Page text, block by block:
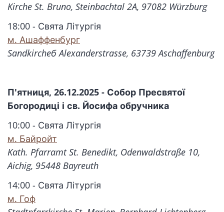
Kirche St. Bruno, Steinbachtal 2A, 97082 Würzburg
18:00 - Свята Літургія
м. Ашаффенбург
Sandkircheб Alexanderstrasse, 63739 Aschaffenburg
П'ятниця, 26.12.2025 - Собор Пресвятої
Богородиці і св. Йосифа обручника
10:00 - Свята Літургія
м. Байройт
Kath. Pfarramt St. Benedikt, Odenwaldstraße 10,
Aichig, 95448 Bayreuth
14:00 - Свята Літургія
м. Гоф